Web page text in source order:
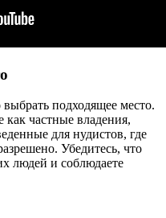
подходящее место.
частные владения,
для нудистов, где
Убедитесь, что
людей и соблюдаете